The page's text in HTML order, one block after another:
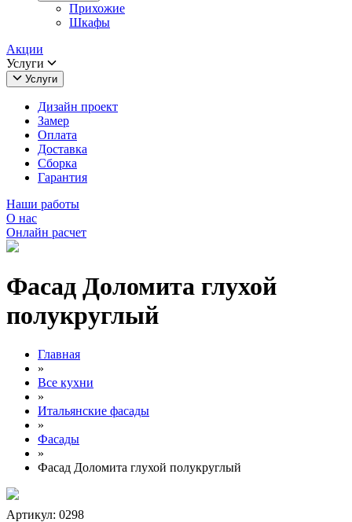
Прихожие
Шкафы
Акции
Услуги
Услуги
Дизайн проект
Замер
Оплата
Доставка
Сборка
Гарантия
Наши работы
О нас
Онлайн расчет
Фасад Доломита глухой
полукруглый
Главная
»
Все кухни
»
Итальянские фасады
»
Фасады
»
Фасад Доломита глухой полукруглый
Артикул: 0298